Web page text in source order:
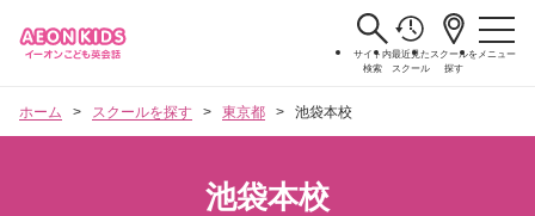
サイト内
検索
最近見た
スクール
スクールを
探す
メニュー
ホーム スクールを探す 東京都 池袋本校
池袋本校